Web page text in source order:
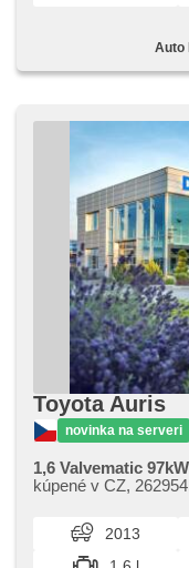
Auto
Toyota Auris
novinka na serveri
1,6 Valvematic
kúpené v CZ,​
provedení hatchback
2013